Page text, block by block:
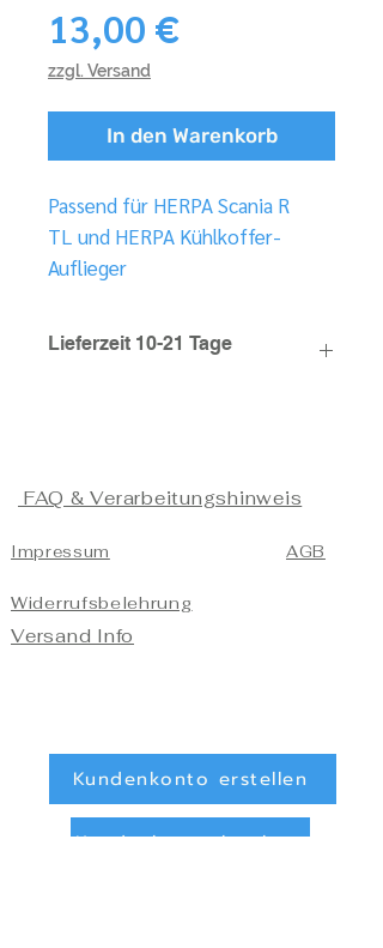
13,00 €Preis
zzgl. Versand
In den Warenkorb
Passend für HERPA Scania R
TL und HERPA Kühlkoffer-
Auflieger
Lieferzeit 10-21 Tage
FAQ & Verarbeitungshinweis
Impressum
Widerrufsbelehrung
Versand Info
AGB
Kundenkonto erstellen
Kundenkonto löschen